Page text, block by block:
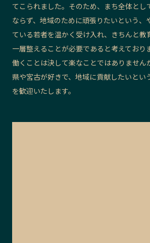
てこられました。そのため、まち全体とし
ならず、地域のために頑張りたいという、
ている若者を温かく受け入れ、きちんと教
一層整えることが必要であると考えており
働くことは決して楽なことではありません
県や宮古が好きで、地域に貢献したいとい
を歓迎いたします。